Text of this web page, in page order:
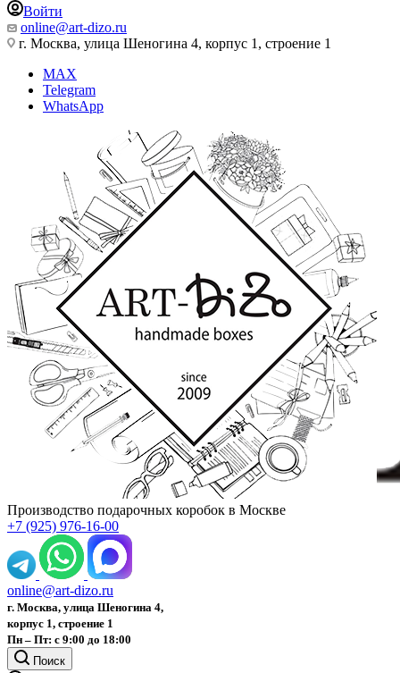
Войти
online@art-dizo.ru
г. Москва, улица Шеногина 4, корпус 1, строение 1
MAX
Telegram
WhatsApp
Производство подарочных коробок в Москве
+7 (925) 976-16-00
online@art-dizo.ru
г. Москва, улица Шеногина 4,
корпус 1, строение 1
Пн – Пт: с 9:00 до 18:00
Поиск